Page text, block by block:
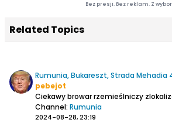
Bez presji. Bez reklam. Z
Related Topics
Rumunia, Bukareszt, Strada Mehadia
pebejot
Channel: Rumunia
2024-08-28, 23:19